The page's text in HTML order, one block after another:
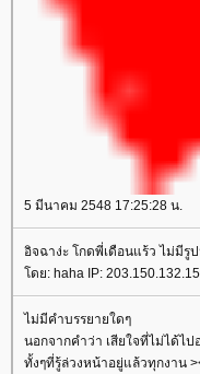
5 มีนาคม 2548 17:25:28 น.
อิจฉาง่ะ โกดพี่เดือนแร้ว ไม่มี
ดย: haha IP:
ไม่มีคำบรรยายใดๆ
นอกจากคำว่า เสียใจที่ไม่ได้ไป
ทั้งๆที่รู้ล่วงหน้าอยู่แล้วทุกงาน